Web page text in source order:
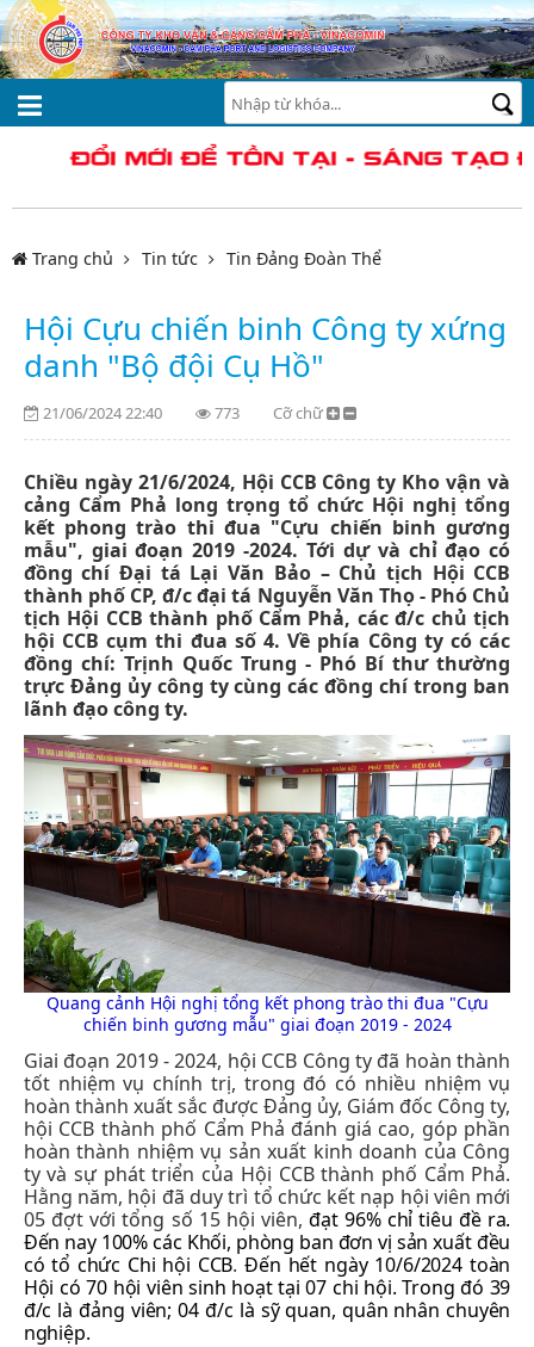
Trang chủ Tin tức Tin Đảng Đoàn Thể
Hội Cựu chiến binh Công ty xứng
danh "Bộ đội Cụ Hồ"
21/06/2024 22:40 773 Cỡ chữ
Chiều ngày 21/6/2024, Hội CCB Công ty Kho vận và
cảng Cẩm Phả long trọng tổ chức Hội nghị tổng
kết phong trào thi đua "Cựu chiến binh gương
mẫu", giai đoạn 2019 -2024. Tới dự và chỉ đạo có
đồng chí Đại tá Lại Văn Bảo – Chủ tịch Hội CCB
thành phố CP, đ/c đại tá Nguyễn Văn Thọ - Phó Chủ
tịch Hội CCB thành phố Cẩm Phả, các đ/c chủ tịch
hội CCB cụm thi đua số 4. Về phía Công ty có các
đồng chí: Trịnh Quốc Trung - Phó Bí thư thường
trực Đảng ủy công ty cùng các đồng chí trong ban
lãnh đạo công ty.
Quang cảnh Hội nghị tổng kết phong trào thi đua "Cựu
chiến binh gương mẫu" giai đoạn 2019 - 2024
Giai đoạn 2019 - 2024, hội CCB Công ty đã hoàn thành
tốt nhiệm vụ chính trị, trong đó có nhiều nhiệm vụ
hoàn thành xuất sắc được Đảng ủy, Giám đốc Công ty,
hội CCB thành phố Cẩm Phả đánh giá cao, góp phần
hoàn thành nhiệm vụ sản xuất kinh doanh của Công
ty và sự phát triển của Hội CCB thành phố Cẩm Phả.
Hằng năm, hội đã duy trì tổ chức kết nạp hội viên mới
05 đợt với tổng số 15 hội viên,đạt 96% chỉ tiêu đề ra.
Đến nay 100% các Khối, phòng ban đơn vị sản xuất đều
có tổ chức Chi hội CCB.Đến hết ngày 10/6/2024 toàn
Hội có 70 hội viên sinh hoạt tại 07 chi hội. Trong đó 39
đ/c là đảng viên; 04 đ/c là sỹ quan, quân nhân chuyên
nghiệp.